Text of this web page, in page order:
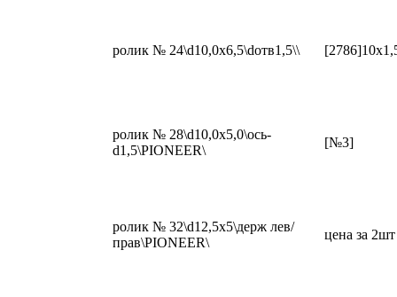
ролик № 24\d10,0x6,5\dотв1,5\\
ролик № 28\d10,0x5,0\ось-
d1,5\PIONEER\
[№3]
ролик № 32\d12,5x5\держ лев/
прав\PIONEER\
цена за 2шт